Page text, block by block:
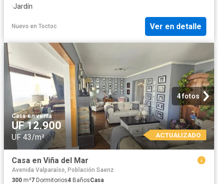
·Jardín
Nuevo en Toctoc Ver en detalle
4 fotos
Casa·en venta
UF 12.900
UF 43/m² ACTUALIZADO
Casa en Viña del Mar
Avenida Valparaíso, Población Saenz
300 m²7 Dormitorios4 BañosCasa